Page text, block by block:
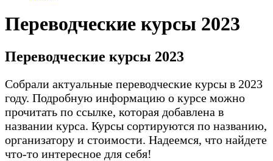
Переводческие курсы 2023
Переводческие курсы 2023
Собрали актуальные переводческие курсы в 2023
году. Подробную информацию о курсе можно
прочитать по ссылке, которая добавлена в
названии курса. Курсы сортируются по названию,
организатору и стоимости. Надеемся, что найдете
что-то интересное для себя!